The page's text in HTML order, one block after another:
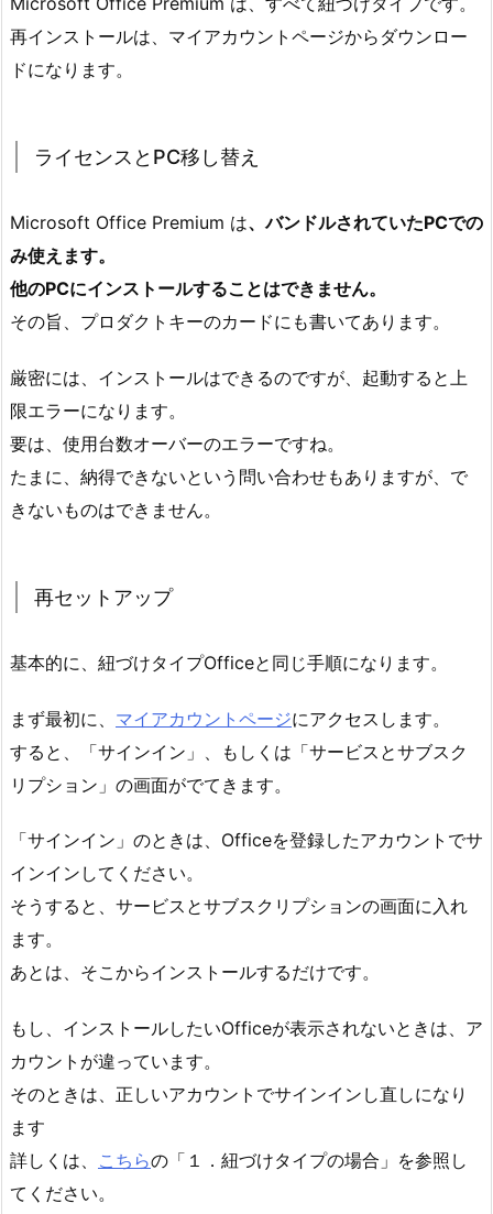
再インストールは、マイアカウントページからダウンロー
ドになります。
ライセンスとPC移し替え
Microsoft Office Premium は、バンドルされていたPCでの
み使えます。
他のPCにインストールすることはできません。
その旨、プロダクトキーのカードにも書いてあります。
厳密には、インストールはできるのですが、起動すると上
限エラーになります。
要は、使用台数オーバーのエラーですね。
たまに、納得できないという問い合わせもありますが、で
きないものはできません。
再セットアップ
基本的に、紐づけタイプOfficeと同じ手順になります。
まず最初に、 マイアカウントページにアクセスします。
すると、「サインイン」、もしくは「サービスとサブスク
リプション」の画面がでてきます。
「サインイン」のときは、Officeを登録したアカウントでサ
インインしてください。
そうすると、サービスとサブスクリプションの画面に入れ
ます。
あとは、そこからインストールするだけです。
もし、インストールしたいOfficeが表示されないときは、ア
カウントが違っています。
そのときは、正しいアカウントでサインインし直しになり
ます
詳しくは、 こちらの「１．紐づけタイプの場合」を参照し
てください。